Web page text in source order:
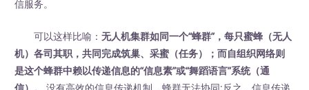
信服务。
可以这样比喻：无人机集群如同一个“蜂群”，每只蜜蜂（无人
机）各司其职，共同完成筑巢、采蜜（任务）；而自组织网络则
是这个蜂群中赖以传递信息的“信息素”或“舞蹈语言”系统（通